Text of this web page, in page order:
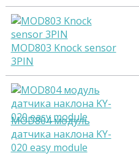
MOD803 Knock sensor
3PIN
MOD804 модуль
датчика наклона KY-
020 easy module